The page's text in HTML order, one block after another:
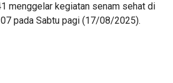
menggelar kegiatan senam sehat di
07 pada Sabtu pagi (17/08/2025).